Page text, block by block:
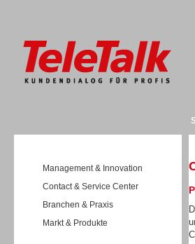
Management & Innovation
Contact & Service Center
Branchen & Praxis
Markt & Produkte